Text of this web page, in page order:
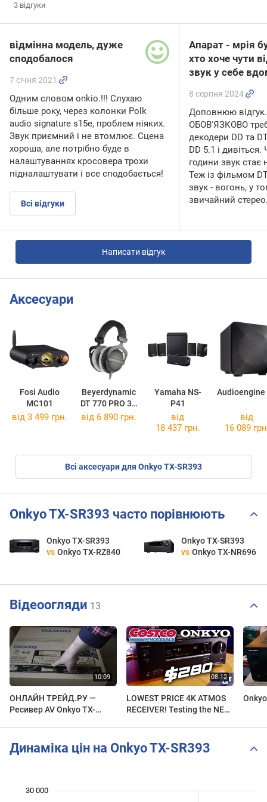
3 відгуки
відмінна модель, дуже
сподобалося
7 січня 2021
Одним словом onkio.!!! Слухаю
більше року, через колонки Polk
audio signature s15e, проблем ніяких.
Звук приємний і не втомлює. Сцена
хороша, але потрібно буде в
налаштуваннях кросовера трохи
підналаштувати і все сподобається!
Всі відгуки
Апарат - мрія
хто хоче чути
звук у себе
8 серпня 2024
Доповнюю відгук.
ОБОВ'ЯЗКОВО
декодери DD та
DD 5.1 і дивіться.
години звук стає
Теж із фільмом
звук - вогонь, у
звичайний
Написати відгук
Аксесуари
Fosi Audio
MC101
Beyerdynamic
DT 770 PRO 32
Ohm
Yamaha NS-
P41
Audioengine
від 3 499 грн. від 6 890 грн.
від
18 437 грн.
від
16 089
Всі аксесуари для Onkyo TX-SR393
Onkyo TX-SR393 часто порівнюють
Onkyo TX-SR393
vs Onkyo TX-RZ840
Onkyo TX-SR393
vs Onkyo TX-NR696
Відеоогляди 13
ОНЛАЙН ТРЕЙД.РУ —
Ресивер AV Onkyo TX-
LOWEST PRICE 4K ATMOS
RECEIVER! Testing the NEW
Динаміка цін на Onkyo TX-SR393
30 000